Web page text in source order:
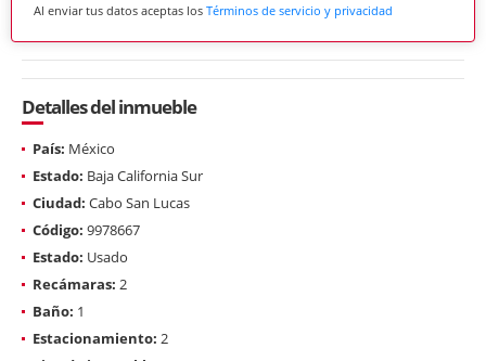
Al enviar tus datos aceptas los Términos de servicio y privacidad
Detalles del inmueble
País: México
Estado: Baja California Sur
Ciudad: Cabo San Lucas
Código: 9978667
Estado: Usado
Recámaras: 2
Baño: 1
Estacionamiento: 2